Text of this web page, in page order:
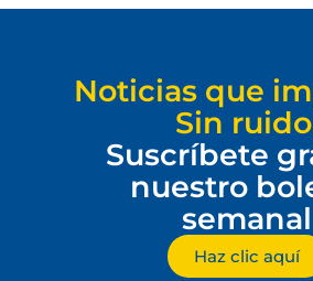
Noticias que
Sin
Suscríbete
nuestro
semanal
Haz clic aquí